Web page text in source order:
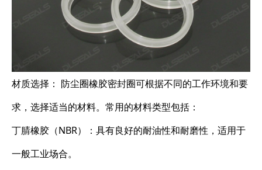
材质选择： 防尘圈橡胶密封圈可根据不同的工作环境和要
求，选择适当的材料。常用的材料类型包括：
丁腈橡胶（NBR）：具有良好的耐油性和耐磨性，适用于
一般工业场合。